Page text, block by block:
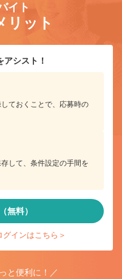
イト
リット
シスト！
ておくことで、応募時の
して、条件設定の手間を
無料）
インはこちら＞
と便利に！／